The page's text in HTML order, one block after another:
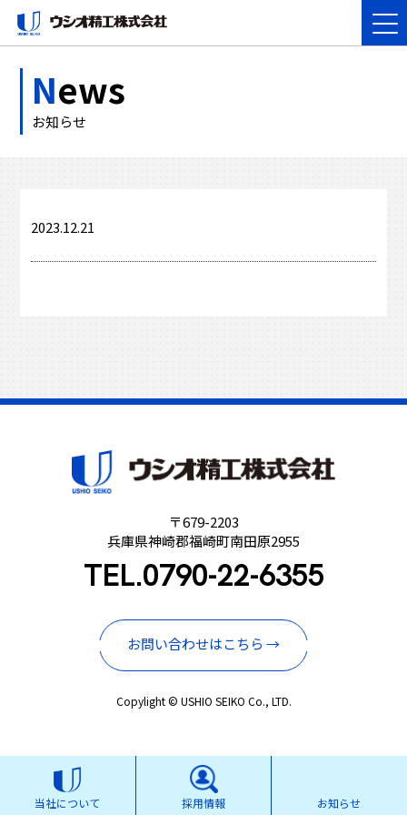
News
お知らせ
2023.12.21
〒679-2203
兵庫県神崎郡福崎町南田原2955
TEL.0790-22-6355
お問い合わせはこちら →
Copylight © USHIO SEIKO Co., LTD.
当社について 採用情報 お知らせ